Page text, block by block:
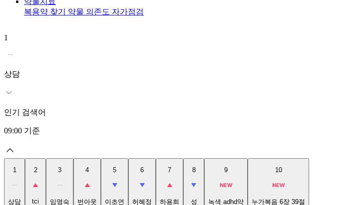
복용약 찾기 약물 의존도 자가점검
1
상담
인기 검색어
09:00 기준
1
상담
2
tci
3
임명숙
4
번아웃
5
이초연
6
허혜정
7
하용희
8
성
9
녹색 adhd약
10
누가복음 6장 39절